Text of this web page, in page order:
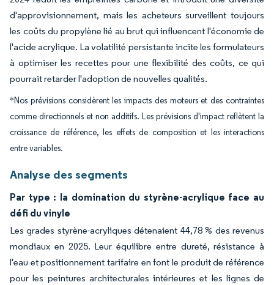
d'approvisionnement, mais les acheteurs surveillent toujours
les coûts du propylène lié au brut qui influencent l'économie de
l'acide acrylique. La volatilité persistante incite les formulateurs
à optimiser les recettes pour une flexibilité des coûts, ce qui
pourrait retarder l'adoption de nouvelles qualités.
*Nos prévisions considèrent les impacts des moteurs et des contraintes
comme directionnels et non additifs. Les prévisions d'impact reflètent la
croissance de référence, les effets de composition et les interactions
entre variables.
Analyse des segments
Par type : la domination du styrène-acrylique face au
défi du vinyle
Les grades styrène-acryliques détenaient 44,78 % des revenus
mondiaux en 2025. Leur équilibre entre dureté, résistance à
l'eau et positionnement tarifaire en font le produit de référence
pour les peintures architecturales intérieures et les lignes de